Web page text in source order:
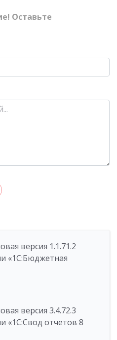
Оставьте
версия 1.1.71.2
«1C:Бюджетная
версия 3.4.72.3
«1C:Свод отчетов 8